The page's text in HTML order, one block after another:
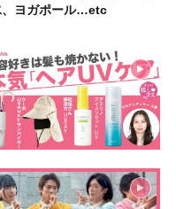
ヨガポール…etc